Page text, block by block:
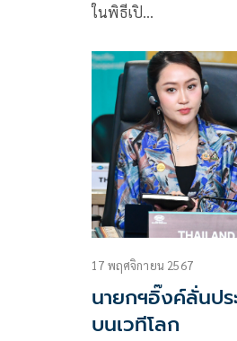
ในพิธีเปิ…
17 พฤศจิกายน 2567
นายกฯอิ๊งค์ลั่นป
บนเวทีโลก